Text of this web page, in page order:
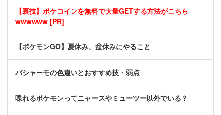
【裏技】ポケコインを無料で大量GETする方法がこちら
wwwwww [PR]
【ポケモンGO】夏休み、盆休みにやること
バシャーモの色違いとおすすめ技・弱点
喋れるポケモンってニャースやミューツー以外でいる？